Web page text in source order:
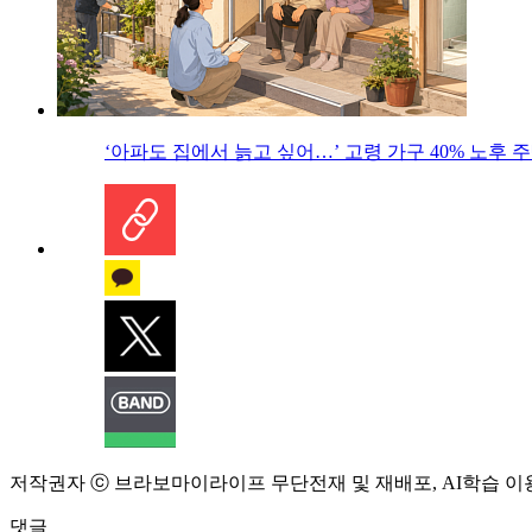
‘아파도 집에서 늙고 싶어…’ 고령 가구 40% 노후
저작권자 ⓒ 브라보마이라이프 무단전재 및 재배포, AI학습 이
댓글